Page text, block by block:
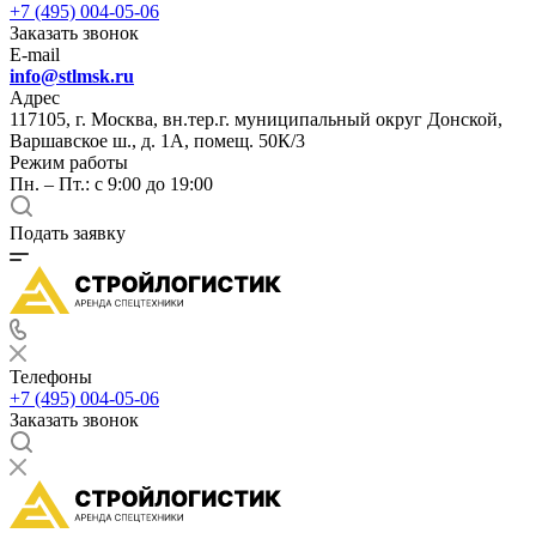
+7 (495) 004-05-06
Заказать звонок
E-mail
info@stlmsk.ru
Адрес
117105, г. Москва, вн.тер.г. муниципальный округ Донской,
Варшавское ш., д. 1А, помещ. 50К/3
Режим работы
Пн. – Пт.: с 9:00 до 19:00
Подать заявку
Телефоны
+7 (495) 004-05-06
Заказать звонок